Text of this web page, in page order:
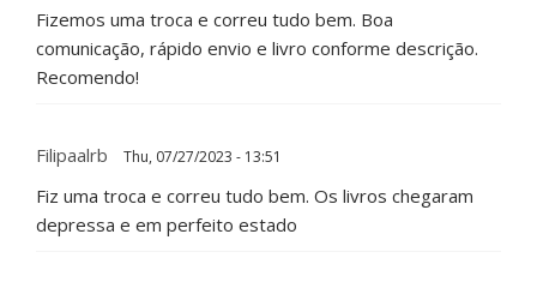
Fizemos uma troca e correu tudo bem. Boa
comunicação, rápido envio e livro conforme descrição.
Recomendo!
Filipaalrb Thu, 07/27/2023 - 13:51
Fiz uma troca e correu tudo bem. Os livros chegaram
depressa e em perfeito estado